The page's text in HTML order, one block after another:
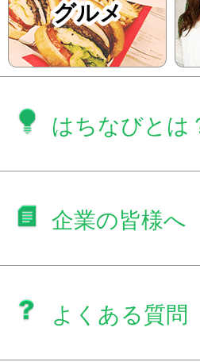
グルメ
はちなびとは
企業の皆様へ
よくある質問